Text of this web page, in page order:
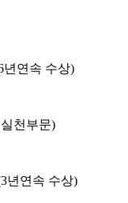
년연속 수상)
천부문)
년연속 수상)